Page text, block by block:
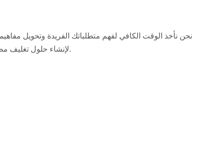
نحن نأخذ الوقت الكافي لفهم متطلباتك الفريدة وتحويل
لإنشاء حلول تغليف مصممة خصيصًا تلبي توقعاتك بالكامل.